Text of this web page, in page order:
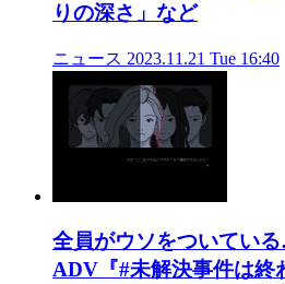
りの深さ」など
ニュース 2023.11.21 Tue 16:40
全員がウソをついてい
ADV『#未解決事件は終